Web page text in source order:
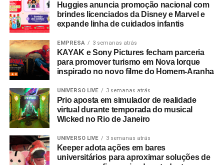
“Completar dez anos é celebrar esta história com o
mesmo entusiasmo do primeiro dia, reafirmando nosso
compromisso em construir narrativas vivas que geram
valor para o ecossistema dos nossos clientes”.
Com um portfólio que carrega o histórico de projetos para
gigantes do mercado como Whirlpool, Heineken, Banco
BMG, Banco Inter, Grupo Boticário, Suvinil, GOL,
Havaianas e MetLife, para seguir o ritmo do seu
crescimento, a EAÍ?! inicia o novo ciclo com a conquista
das contas da Camil (convenção anual e viagem de
incentivo) e da Seara (campanhas de engajamento
interno). Além da ampliação do escopo de atuação com a
Copa Energia (calendário nacional de eventos e trade
Huggies anuncia promoção nacional com
brindes licenciados da Disney e Marvel e
expande linha de cuidados infantis
EMPRESA 3 semanas atrás
KAYAK e Sony Pictures fecham parceria
para promover turismo em Nova Iorque
inspirado no novo filme do Homem-Aranha
UNIVERSO LIVE 3 semanas atrás
Prio aposta em simulador de realidade
virtual durante temporada do musical
Wicked no Rio de Janeiro
UNIVERSO LIVE 3 semanas atrás
Keeper adota ações em bares
universitários para aproximar soluções de